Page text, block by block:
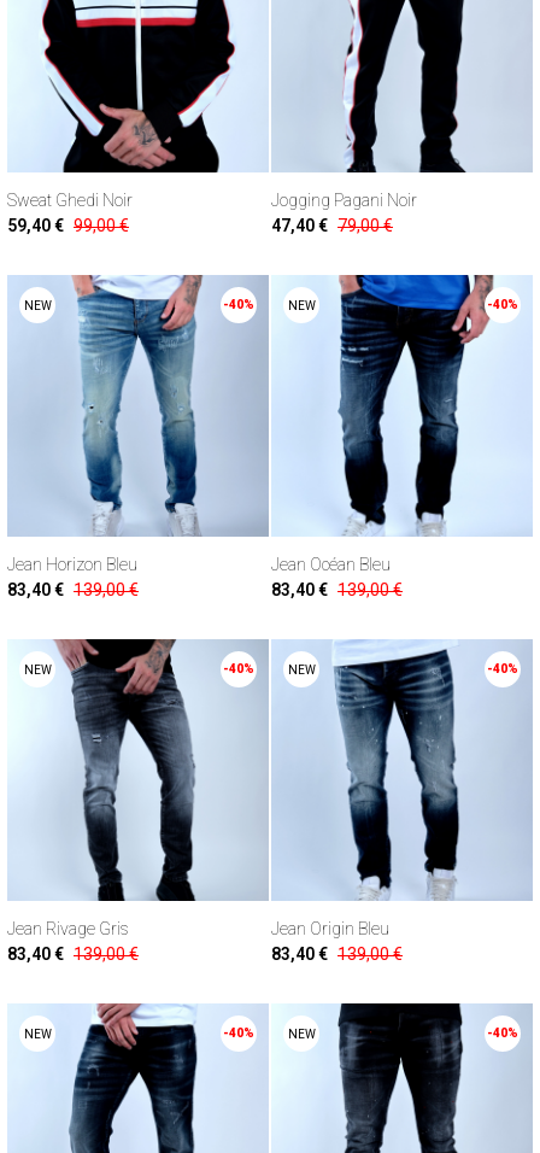
Sweat Ghedi Noir
59,40 € 99,00 €
Jogging Pagani Noir
47,40 € 79,00 €
NEW -40%
Jean Horizon Bleu
83,40 € 139,00 €
NEW -40%
Jean Océan Bleu
83,40 € 139,00 €
NEW -40%
Jean Rivage Gris
83,40 € 139,00 €
NEW -40%
Jean Origin Bleu
83,40 € 139,00 €
NEW -40% NEW -40%